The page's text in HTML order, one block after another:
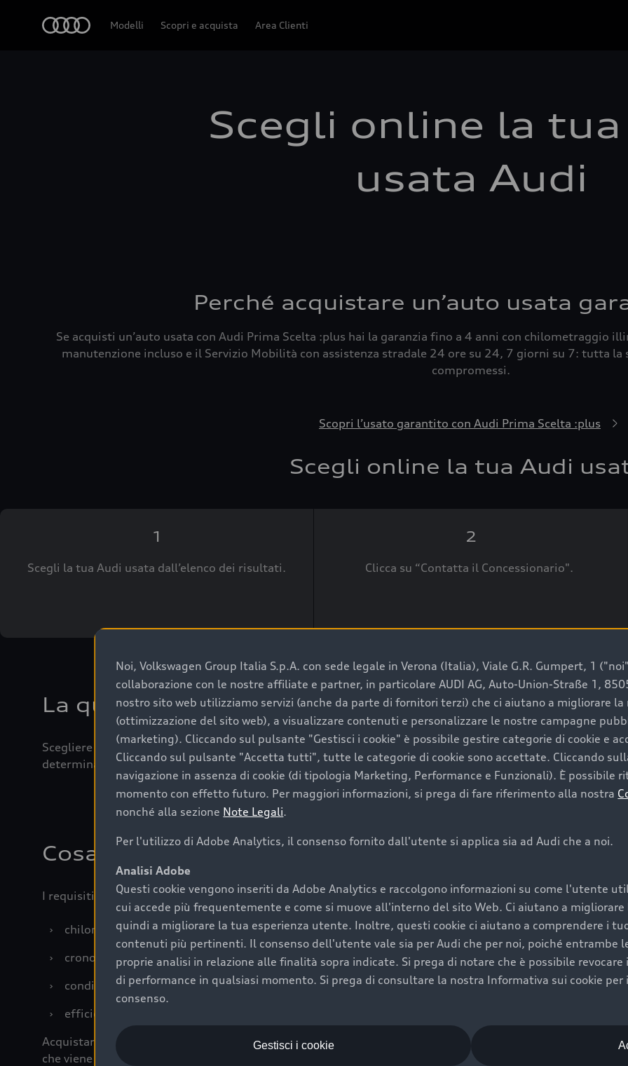
Modelli Scopri e acquista Area Clienti
Scegli online la
usata Audi
Perché acquistare un’auto usata
Se acquisti un’auto usata con Audi Prima Scelta :plus hai la garanzia fino a 4 anni con chilometraggio
manutenzione incluso e il Servizio Mobilità con assistenza stradale 24 ore su 24, 7 giorni su 7: tutta la
compromessi.
Scopri l’usato garantito con Audi Prima Scelta :plus
Scegli online la tua Audi
1
Scegli la tua Audi usata dall’elenco dei risultati.
2
Clicca su “Contatta il Concessionario".
La qualità di acquistare un’auto usata Audi
Scegliere un’auto usata è una decisione che coniuga convenienza, affidabilità e sostenibilità. Per fare un
determinanti come la garanzia inclusa e l’affidabilità del marchio. Audi offre l’auto usata perfetta tramite
Cosa sapere prima di acquistare la tua prossima
I requisiti fondamentali da considerare prima di acquistare un’auto usata, oltre al prezzo e all'aspetto,
›
chilometraggio: un valore contenuto corrisponde a uno stato migliore del veicolo e a una maggiore
›
cronologia dei tagliandi: una documentazione completa della vettura certifica una manutenzione
›
condizioni della carrozzeria e degli interni: una buona conservazione evidenzia cura e attenzione del
›
efficienza meccanica: motore, trasmissione e componenti principali in ottimo stato garantiscono
Acquistare un’auto usata in una Concessionaria ufficiale Audi che offre l’usato garantito tramite Audi
che viene sottoposto a 110 controlli approfonditi e coperto da garanzia fino a 4 anni per una maggiore
Noi, Volkswagen Group Italia S.p.A. con sede legale in Verona (Italia), Viale G.R. Gumpert, 1
collaborazione con le nostre affiliate e partner, in particolare AUDI AG, Auto-Union-Straße 1,
nostro sito web utilizziamo servizi (anche da parte di fornitori terzi) che ci aiutano a migliorare la
(ottimizzazione del sito web), a visualizzare contenuti e personalizzare le nostre campagne
(marketing). Cliccando sul pulsante "Gestisci i cookie" è possibile gestire categorie di cookie e
Cliccando sul pulsante "Accetta tutti", tutte le categorie di cookie sono accettate. Cliccando
navigazione in assenza di cookie (di tipologia Marketing, Performance e Funzionali). È possibile
momento con effetto futuro. Per maggiori informazioni, si prega di fare riferimento alla nostra
nonché alla sezione Note Legali.
Per l'utilizzo di Adobe Analytics, il consenso fornito dall'utente si applica sia ad Audi che a noi.
Analisi Adobe
Questi cookie vengono inseriti da Adobe Analytics e raccolgono informazioni su come l'utente
cui accede più frequentemente e come si muove all'interno del sito Web. Ci aiutano a
quindi a migliorare la tua esperienza utente. Inoltre, questi cookie ci aiutano a comprendere i
contenuti più pertinenti. Il consenso dell'utente vale sia per Audi che per noi, poiché entrambe
proprie analisi in relazione alle finalità sopra indicate. Si prega di notare che è possibile
di performance in qualsiasi momento. Si prega di consultare la nostra Informativa sui cookie per
consenso.
Gestisci i cookie